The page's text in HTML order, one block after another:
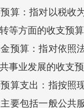
：指对以税收为
等方面的收支预算
算：指对依照法
事业发展的收支预
支出：指按照现
要包括一般公共